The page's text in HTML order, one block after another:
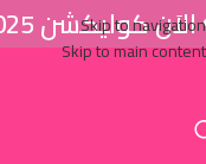
Skip to navigation
Skip to main content
2025 - إطلبي أوردركـ والتوصيل لباب البيت ♥